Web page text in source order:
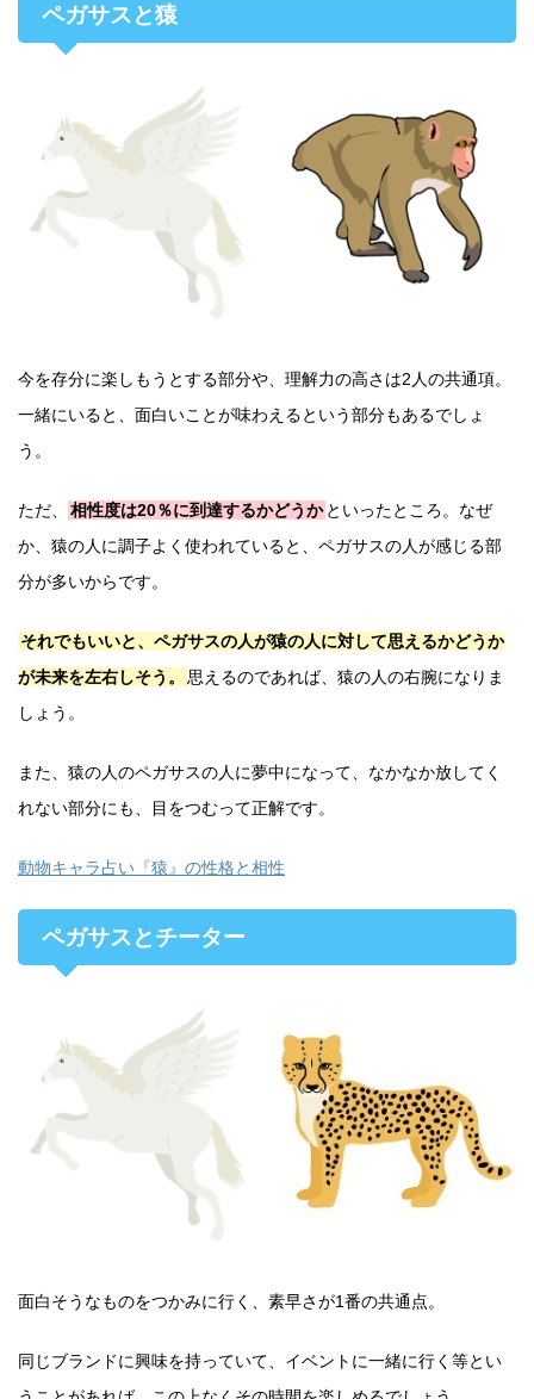
ペガサスと猿
今を存分に楽しもうとする部分や、理解力の高さは2人の共通項。
一緒にいると、面白いことが味わえるという部分もあるでしょ
う。
ただ、 相性度は20％に到達するかどうか といったところ。なぜ
か、猿の人に調子よく使われていると、ペガサスの人が感じる部
分が多いからです。
それでもいいと、ペガサスの人が猿の人に対して思えるかどうか
が未来を左右しそう。
思えるのであれば、猿の人の右腕になりま
しょう。
また、猿の人のペガサスの人に夢中になって、なかなか放してく
れない部分にも、目をつむって正解です。
動物キャラ占い『猿』の性格と相性
ペガサスとチーター
面白そうなものをつかみに行く、素早さが1番の共通点。
同じブランドに興味を持っていて、イベントに一緒に行く等とい